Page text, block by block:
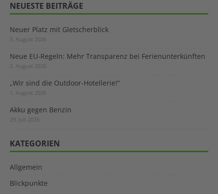
NEUESTE BEITRÄGE
Neuer Platz mit Gletscherblick
3. August 2026
Neue EU-Regeln: Mehr Transparenz bei Ferienunterkünften
2. August 2026
„Wir sind die Outdoor-Hotellerie!“
1. August 2026
Akku gegen Benzin
29. Juli 2026
KATEGORIEN
Allgemein
Blickpunkte